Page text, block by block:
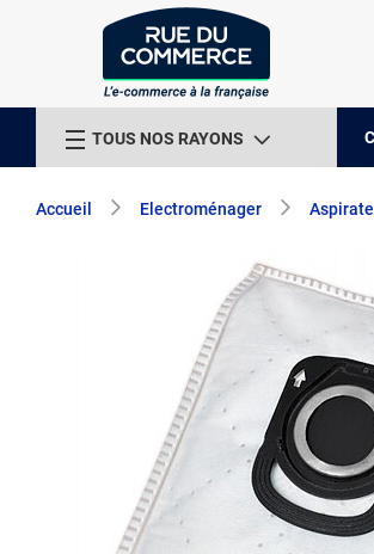
TOUS NOS RAYONS
Accueil Electroménager